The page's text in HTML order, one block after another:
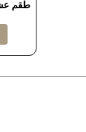
طقم عشاء 6030 # 4